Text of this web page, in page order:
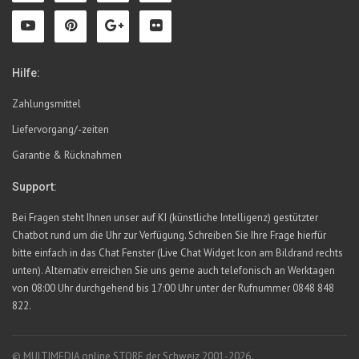
Hilfe:
Zahlungsmittel
Liefervorgang/-zeiten
Garantie & Rücknahmen
Support:
Bei Fragen steht Ihnen unser auf KI (künstliche Intelligenz) gestützter
Chatbot rund um die Uhr zur Verfügung. Schreiben Sie Ihre Frage hierfür
bitte einfach in das Chat Fenster (Live Chat Widget Icon am Bildrand rechts
unten). Alternativ erreichen Sie uns gerne auch telefonisch an Werktagen
von 08:00 Uhr durchgehend bis 17:00 Uhr unter der Rufnummer 0848 848
822.
© MULTIMEDIA online STORE der Schweiz 2001-2026.